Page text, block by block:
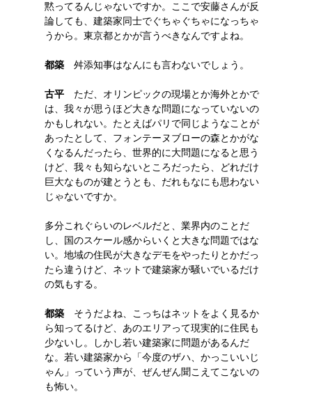
黙ってるんじゃないですか。ここで安藤さんが反
論しても、建築家同士でぐちゃぐちゃになっちゃ
うから。東京都とかが言うべきなんですよね。
都築 舛添知事はなんにも言わないでしょう。
古平 ただ、オリンピックの現場とか海外とかで
は、我々が思うほど大きな問題になっていないの
かもしれない。たとえばパリで同じようなことが
あったとして、フォンテーヌブローの森とかがな
くなるんだったら、世界的に大問題になると思う
けど、我々も知らないところだったら、どれだけ
巨大なものが建とうとも、だれもなにも思わない
じゃないですか。
多分これぐらいのレベルだと、業界内のことだ
し、国のスケール感からいくと大きな問題ではな
い。地域の住民が大きなデモをやったりとかだっ
たら違うけど、ネットで建築家が騒いでいるだけ
の気もする。
都築 そうだよね、こっちはネットをよく見るか
ら知ってるけど、あのエリアって現実的に住民も
少ないし。しかし若い建築家に問題があるんだ
な。若い建築家から「今度のザハ、かっこいいじ
ゃん」っていう声が、ぜんぜん聞こえてこないの
も怖い。